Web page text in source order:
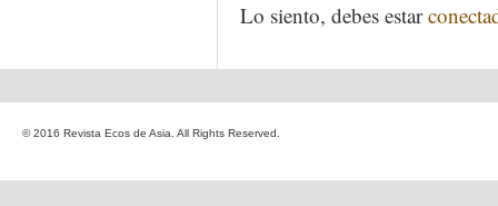
Lo siento, debes estar
© 2016 Revista Ecos de Asia. All Rights Reserved.